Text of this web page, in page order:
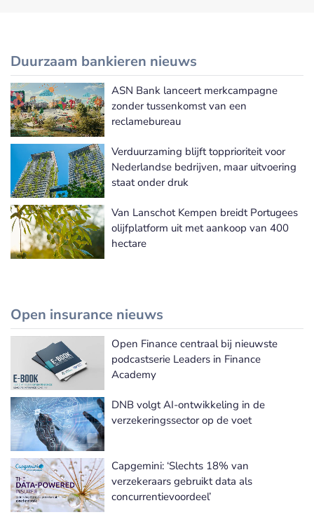
Duurzaam bankieren nieuws
Meer Duurzaam bankieren nieuws
ASN Bank lanceert merkcampagne
zonder tussenkomst van een
reclamebureau
Verduurzaming blijft topprioriteit voor
Nederlandse bedrijven, maar uitvoering
staat onder druk
Van Lanschot Kempen breidt Portugees
olijfplatform uit met aankoop van 400
hectare
Open insurance nieuws
Meer Open insurance nieuws
Open Finance centraal bij nieuwste
podcastserie Leaders in Finance
Academy
DNB volgt AI-ontwikkeling in de
verzekeringssector op de voet
Capgemini: ‘Slechts 18% van
verzekeraars gebruikt data als
concurrentievoordeel’